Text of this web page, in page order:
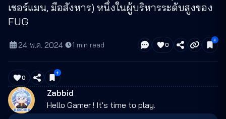
เชอร์แมน, มือสังหาร) หนึ่งในผู้บริหารระดับสูงของ
FUG
24 พ.ค. 2024· 1 min read 0
0
Zabbid
Hello Gamer ! It's time to play.